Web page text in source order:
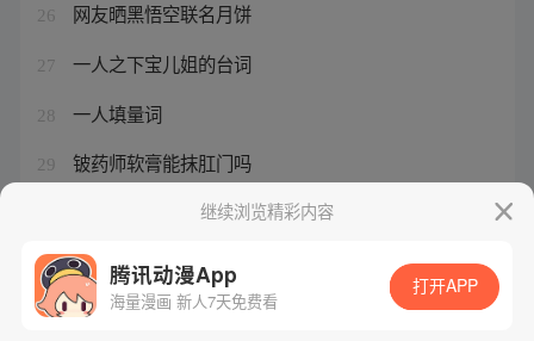
26 网友晒黑悟空联名月饼
27 一人之下宝儿姐的台词
28 一人填量词
29 铍药师软膏能抹肛门吗
继续浏览精彩内容
腾讯动漫App
海量漫画 新人7天免费看
打开APP